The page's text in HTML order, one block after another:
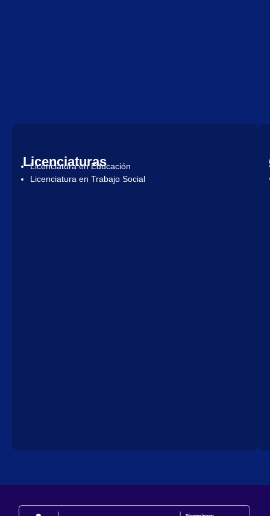
Licenciaturas
Licenciatura en Educación
Licenciatura en Trabajo Social